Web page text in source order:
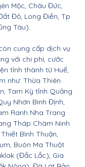
Mộc, Châu Đức,
Đỏ, Long Điền, Tp
Tàu).
cung cấp dịch vụ
với chi phí, cước
tỉnh thành từ Huế,
như: Thừa Thiên
Tam Kỳ tỉnh Quảng
Nhơn Bình Định,
Ranh Nha Trang
Tháp Chàm Ninh
Bình Thuận,
Buôn Ma Thuột
(Đắc Lắc), Gia